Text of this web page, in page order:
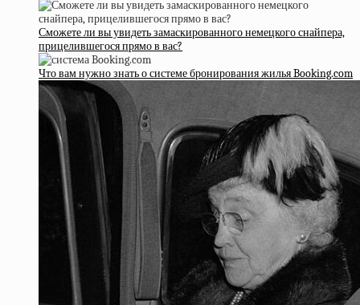
Сможете ли вы увидеть замаскированного немецкого снайпера,
прицелившегося прямо в вас?
Что вам нужно знать о системе бронирования жилья Booking.com